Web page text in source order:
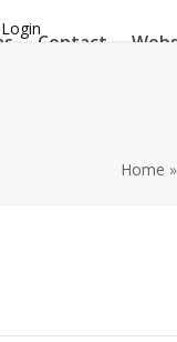
Contact
Home »